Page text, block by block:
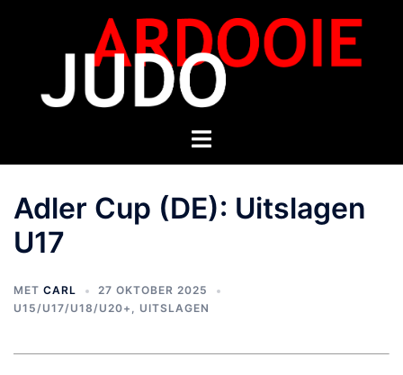
Adler Cup (DE): Uitslagen
U17
MET CARL
27 OKTOBER 2025
U15/U17/U18/U20+ , UITSLAGEN